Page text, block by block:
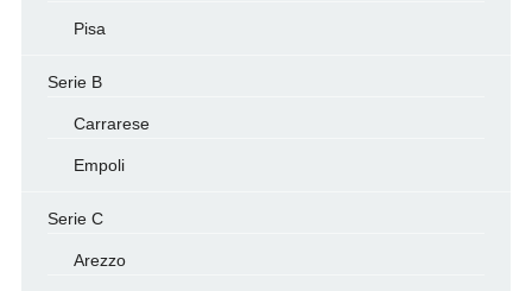
Pisa
Serie B
Carrarese
Empoli
Serie C
Arezzo